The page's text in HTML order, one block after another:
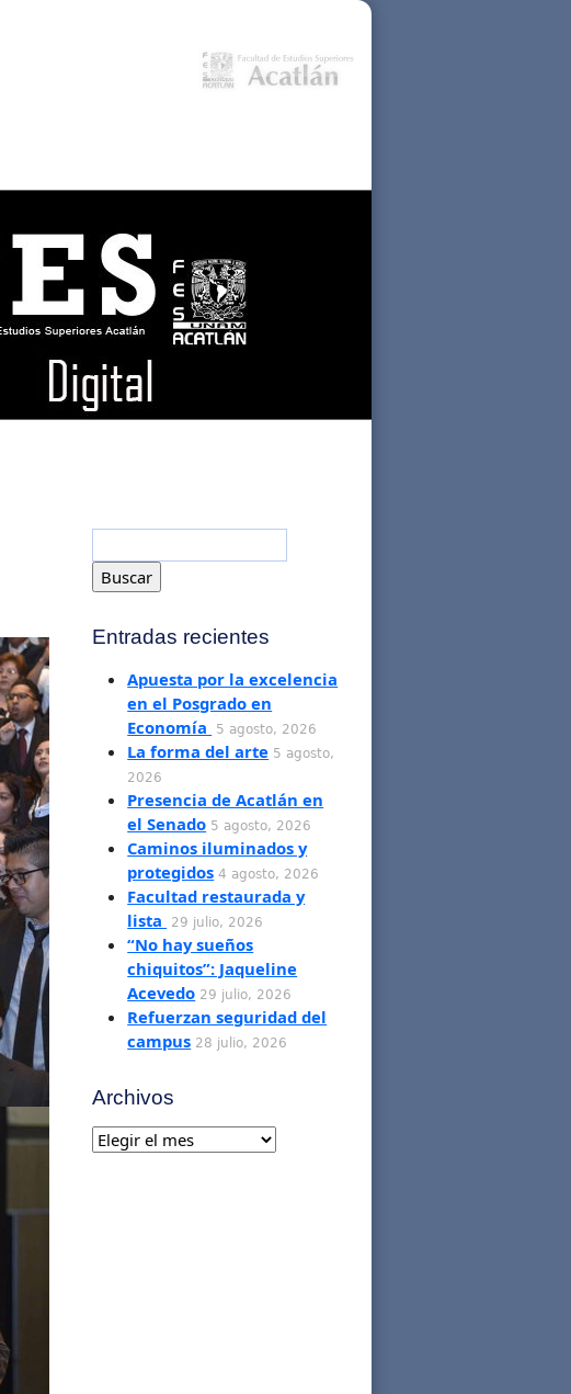
Entradas recientes
Apuesta por la excelencia
en el Posgrado en
Economía
5 agosto, 2026
La forma del arte 5 agosto,
2026
Presencia de Acatlán en
el Senado 5 agosto, 2026
Caminos iluminados y
protegidos 4 agosto, 2026
Facultad restaurada y
lista
29 julio, 2026
“No hay sueños
chiquitos”: Jaqueline
Acevedo 29 julio, 2026
Refuerzan seguridad del
campus 28 julio, 2026
Archivos
Archivos